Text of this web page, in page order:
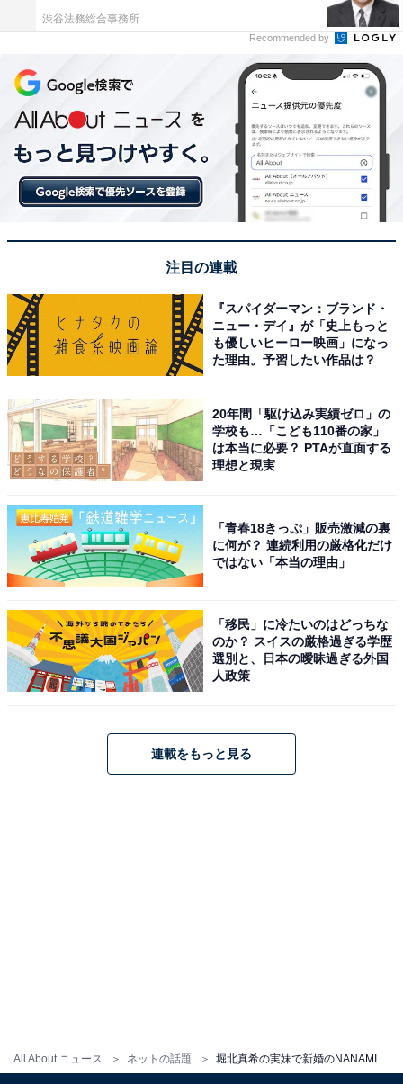
All About ニュース ネットの話題
渋谷法務総合事務所
Recommended by
注目の連載
『スパイダーマン：ブランド・
ニュー・デイ』が「史上もっと
も優しいヒーロー映画」になっ
た理由。予習したい作品は？
20年間「駆け込み実績ゼロ」の
学校も…「こども110番の家」
は本当に必要？ PTAが直面する
理想と現実
「青春18きっぷ」販売激減の裏
に何が？ 連続利用の厳格化だけ
ではない「本当の理由」
「移民」に冷たいのはどっちな
のか？ スイスの厳格過ぎる学歴
選別と、日本の曖昧過ぎる外国
人政策
連載をもっと見る